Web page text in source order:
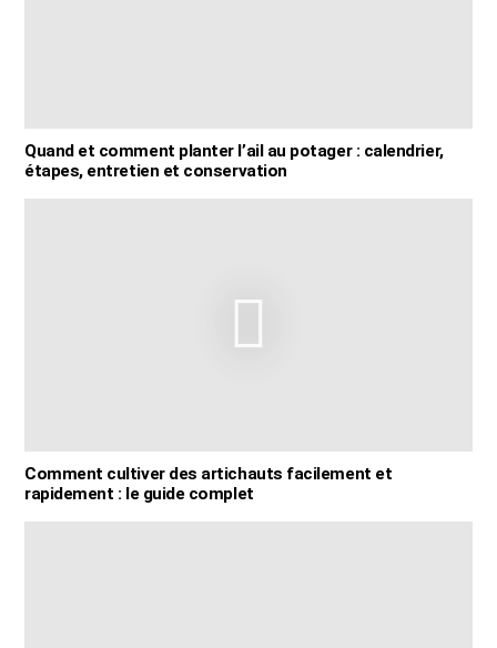
Quand et comment planter l’ail au potager : calendrier,
étapes, entretien et conservation
Comment cultiver des artichauts facilement et
rapidement : le guide complet